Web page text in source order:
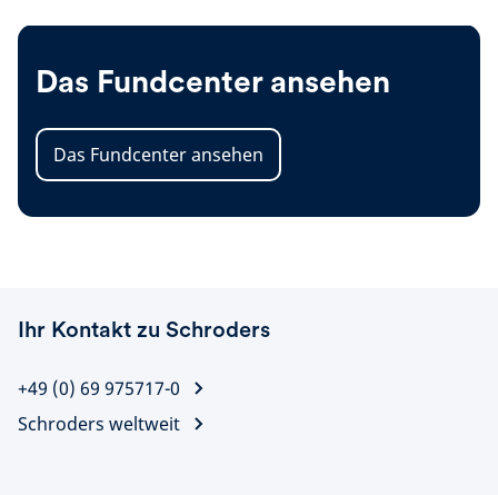
Das Fundcenter ansehen
Das Fundcenter ansehen
Ihr Kontakt zu Schroders
+49 (0) 69 975717-0
Schroders weltweit